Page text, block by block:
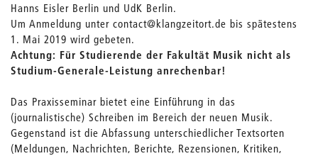
Hanns Eisler Berlin und UdK Berlin.
Um Anmeldung unter contact@klangzeitort.de bis spätestens
1. Mai 2019 wird gebeten.
Achtung: Für Studierende der Fakultät Musik nicht als
Studium-Generale-Leistung anrechenbar!
Das Praxisseminar bietet eine Einführung in das
(journalistische) Schreiben im Bereich der neuen Musik.
Gegenstand ist die Abfassung unterschiedlicher Textsorten
(Meldungen, Nachrichten, Berichte, Rezensionen, Kritiken,